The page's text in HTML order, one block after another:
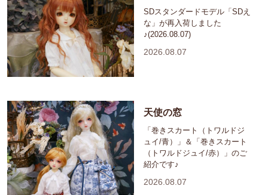
SDスタンダードモデル「SDえ
な」が再入荷しました
♪(2026.08.07)
2026.08.07
天使の窓
「巻きスカート（トワルドジ
ュイ/青）」＆「巻きスカート
（トワルドジュイ/赤）」のご
紹介です♪
2026.08.07